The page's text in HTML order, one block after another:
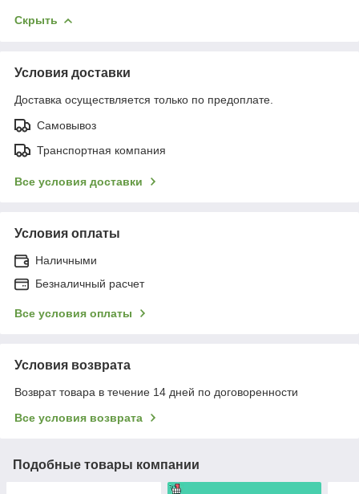
Скрыть
Условия доставки
Доставка осуществляется только по предоплате.
Самовывоз
Транспортная компания
Все условия доставки
Условия оплаты
Наличными
Безналичный расчет
Все условия оплаты
Условия возврата
Возврат товара в течение 14 дней по договоренности
Все условия возврата
Подобные товары компании